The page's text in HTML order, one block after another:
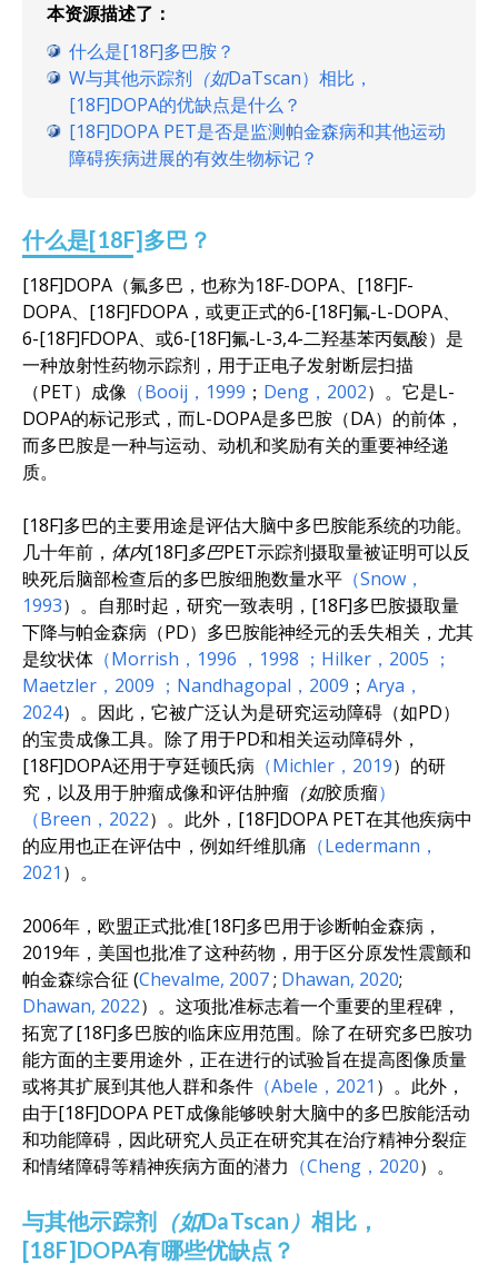
本资源描述了：
什么是[18F]多巴胺？
W与其他示踪剂 （如DaTscan）相比，
[18F]DOPA的优缺点是什么？
[18F]DOPA PET是否是监测帕金森病和其他运动
障碍疾病进展的有效生物标记？
什么是[18F]多巴？
[18F]DOPA（氟多巴，也称为18F-DOPA、[18F]F-
DOPA、[18F]FDOPA，或更正式的6-[18F]氟-L-DOPA、
6-[18F]FDOPA、或6-[18F]氟-L-3,4-二羟基苯丙氨酸）是
一种放射性药物示踪剂，用于正电子发射断层扫描
（PET）成像 （Booij，1999 ； Deng，2002）。它是L-
DOPA的标记形式，而L-DOPA是多巴胺（DA）的前体，
而多巴胺是一种与运动、动机和奖励有关的重要神经递
质。
[18F]多巴的主要用途是评估大脑中多巴胺能系统的功能。
几十年前， 体内[18F]多巴PET示踪剂摄取量被证明可以反
映死后脑部检查后的多巴胺细胞数量水平 （Snow，
1993）。自那时起，研究一致表明，[18F]多巴胺摄取量
下降与帕金森病（PD）多巴胺能神经元的丢失相关，尤其
是纹状体 （Morrish，1996 ，1998 ；Hilker，2005 ；
Maetzler，2009 ；Nandhagopal，2009 ； Arya，
2024）。因此，它被广泛认为是研究运动障碍（如PD）
的宝贵成像工具。除了用于PD和相关运动障碍外，
[18F]DOPA还用于亨廷顿氏病 （Michler，2019）的研
究，以及用于肿瘤成像和评估肿瘤 （如胶质瘤）
（Breen，2022）。此外，[18F]DOPA PET在其他疾病中
的应用也正在评估中，例如纤维肌痛 （Ledermann，
2021 ）。
2006年，欧盟正式批准[18F]多巴用于诊断帕金森病，
2019年，美国也批准了这种药物，用于区分原发性震颤和
帕金森综合征 (Chevalme, 2007; Dhawan, 2020;
Dhawan, 2022）。这项批准标志着一个重要的里程碑，
拓宽了[18F]多巴胺的临床应用范围。除了在研究多巴胺功
能方面的主要用途外，正在进行的试验旨在提高图像质量
或将其扩展到其他人群和条件 （Abele，2021 ）。此外，
由于[18F]DOPA PET成像能够映射大脑中的多巴胺能活动
和功能障碍，因此研究人员正在研究其在治疗精神分裂症
和情绪障碍等精神疾病方面的潜力 （Cheng，2020）。
与其他示踪剂 （如DaTscan ）相比，
[18F]DOPA有哪些优缺点？